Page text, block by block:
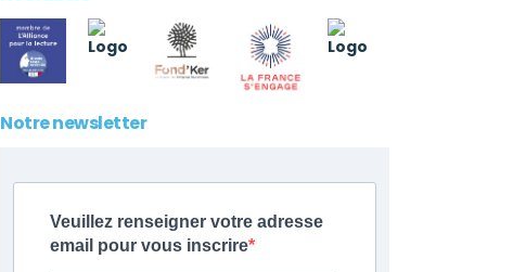
Notre newsletter
Veuillez renseigner votre adresse
email pour vous inscrire